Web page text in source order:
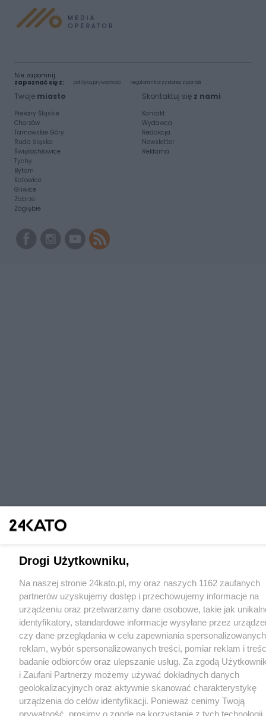
Nie zapomnij
zapoznać się z:
polityką prywatności regulamin korzystania z portali
Twoje miasto
Piekary Śląskie
Chorzów
Tarnowskie Góry
Ruda Śląska
Świętochłowice
Tychy
Bytom
Katowice
Gliwice
Zabrze
Zagłębie
Skontaktuj się z nami
Kontakt
Wydawca
Redakcja
Newsletter
Reklama
Drogi Użytkowniku,
Na naszej stronie 24kato.pl, my oraz naszych 1162 zaufanych
partnerów uzyskujemy dostęp i przechowujemy informacje na
urządzeniu oraz przetwarzamy dane osobowe, takie jak
identyfikatory, standardowe informacje wysyłane przez
czy dane przeglądania w celu zapewniania spersonalizowanych
reklam, wybór spersonalizowanych treści, pomiar reklam i
badanie odbiorców oraz ulepszanie usług. Za zgodą
i Zaufani Partnerzy możemy używać dokładnych danych
geolokalizacyjnych oraz aktywnie skanować charakterystykę
urządzenia do celów identyfikacji. Ponieważ cenimy Twoją
prywatność, prosimy o zgodę na korzystanie z tych technologii